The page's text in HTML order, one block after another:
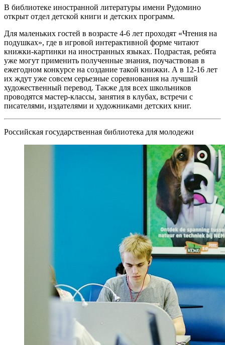
В библиотеке иностранной литературы имени Рудомино
открыт отдел детской книги и детских программ.
Для маленьких гостей в возрасте 4-6 лет проходят «Чтения на
подушках», где в игровой интерактивной форме читают
книжки-картинки на иностранных языках. Подрастая, ребята
уже могут применить полученные знания, поучаствовав в
ежегодном конкурсе на создание такой книжки. А в 12-16 лет
их ждут уже совсем серьезные соревнования на лучший
художественный перевод. Также для всех школьников
проводятся мастер-классы, занятия в клубах, встречи с
писателями, издателями и художниками детских книг.
Российская государственная библиотека для молодежи